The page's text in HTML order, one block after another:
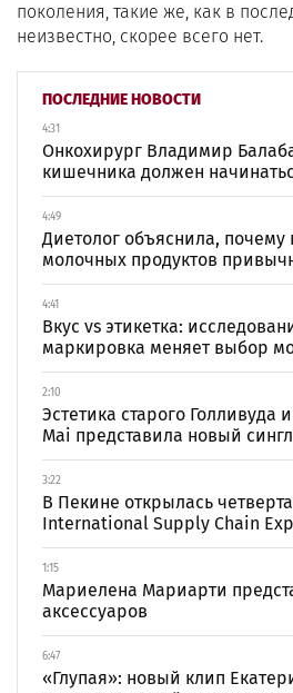
ПОСЛЕДНИЕ НОВОСТИ
4:31
Онкохирург Владимир
кишечника должен
4:49
Диетолог объяснила, почему
молочных продуктов
4:41
Вкус vs этикетка:
маркировка меняет выбор
2:10
Эстетика старого Голливуда
Mai представила новый
3:22
В Пекине открылась
International Supply Chain
1:15
Мариелена Мариарти
аксессуаров
6:47
«Глупая»: новый клип
поколения, такие же, как в
неизвестно, скорее всего нет.